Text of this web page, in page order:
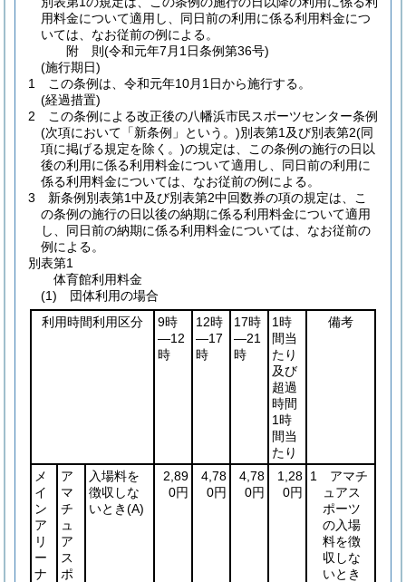
用料金について適用し、同日前の利用に係る利用料金につ
いては、なお従前の例による。
附 則(令和元年7月1日条例第36号)
(施行期日)
1
この条例は、令和元年10月1日から施行する。
(経過措置)
2
この条例による改正後の八幡浜市民スポーツセンター条例
(次項において「新条例」という。)別表第1及び別表第2(同
項に掲げる規定を除く。)の規定は、この条例の施行の日以
後の利用に係る利用料金について適用し、同日前の利用に
係る利用料金については、なお従前の例による。
3
新条例別表第1中及び別表第2中回数券の項の規定は、こ
の条例の施行の日以後の納期に係る利用料金について適用
し、同日前の納期に係る利用料金については、なお従前の
例による。
別表第1
体育館利用料金
(1) 団体利用の場合
利用時間利用区分
9時
―12
時
12時
―17
時
17時
―21
時
1時
間当
たり
及び
超過
時間
1時
間当
たり
備考
メ
イ
ン
ア
リ
ー
ナ
ア
マ
チ
ュ
ア
ス
ポ
入場料を
徴収しな
いとき(A)
2,89
0円
4,78
0円
4,78
0円
1,28
0円
1 アマチ
ュアス
ポーツ
の入場
料を徴
収しな
いとき